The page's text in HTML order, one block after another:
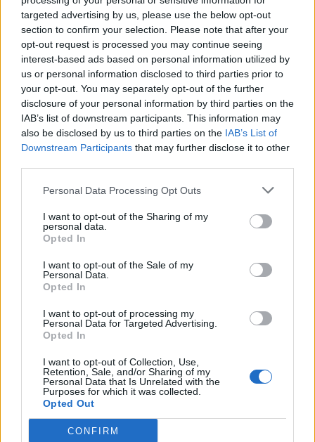
targeted advertising by us, please use the below opt-out
section to confirm your selection. Please note that after your
opt-out request is processed you may continue seeing
interest-based ads based on personal information utilized by
us or personal information disclosed to third parties prior to
your opt-out. You may separately opt-out of the further
disclosure of your personal information by third parties on the
IAB’s list of downstream participants. This information may
also be disclosed by us to third parties on the IAB’s List of
Downstream Participants that may further disclose it to other
Personal Data Processing Opt Outs
I want to opt-out of the Sharing of my
personal data.
Opted In
I want to opt-out of the Sale of my
Personal Data.
Opted In
I want to opt-out of processing my
Personal Data for Targeted Advertising.
Opted In
I want to opt-out of Collection, Use,
Retention, Sale, and/or Sharing of my
Personal Data that Is Unrelated with the
Purposes for which it was collected.
Opted Out
CONFIRM
Hier eine Anleitung anhand von Screenshots für Menschen
mit nicht so viel PC-Erfahrung:
Schritt 1:
Schritt 3: